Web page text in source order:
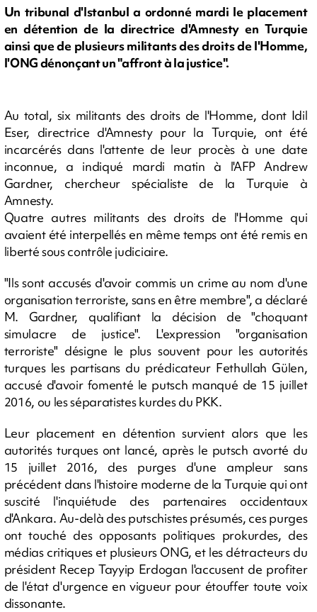
Un tribunal d'Istanbul a ordonné mardi le placement
en détention de la directrice d'Amnesty en Turquie
ainsi que de plusieurs militants des droits de l'Homme,
l'ONG dénonçant un "affront à la justice".
Au total, six militants des droits de l'Homme, dont Idil
Eser, directrice d'Amnesty pour la Turquie, ont été
incarcérés dans l'attente de leur procès à une date
inconnue, a indiqué mardi matin à l'AFP Andrew
Gardner, chercheur spécialiste de la Turquie à
Amnesty.
Quatre autres militants des droits de l'Homme qui
avaient été interpellés en même temps ont été remis en
liberté sous contrôle judiciaire.
"Ils sont accusés d'avoir commis un crime au nom d'une
organisation terroriste, sans en être membre", a déclaré
M. Gardner, qualifiant la décision de "choquant
simulacre de justice". L'expression "organisation
terroriste" désigne le plus souvent pour les autorités
turques les partisans du prédicateur Fethullah Gülen,
accusé d'avoir fomenté le putsch manqué de 15 juillet
2016, ou les séparatistes kurdes du PKK.
Leur placement en détention survient alors que les
autorités turques ont lancé, après le putsch avorté du
15 juillet 2016, des purges d'une ampleur sans
précédent dans l'histoire moderne de la Turquie qui ont
suscité l'inquiétude des partenaires occidentaux
d'Ankara. Au-delà des putschistes présumés, ces purges
ont touché des opposants politiques prokurdes, des
médias critiques et plusieurs ONG, et les détracteurs du
président Recep Tayyip Erdogan l'accusent de profiter
de l'état d'urgence en vigueur pour étouffer toute voix
dissonante.